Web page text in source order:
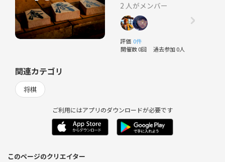
2 人がメンバー
評価 0件
開催数 0回 過去参加 0人
関連カテゴリ
将棋
ご利用にはアプリのダウンロードが必要です
このページのクリエイター